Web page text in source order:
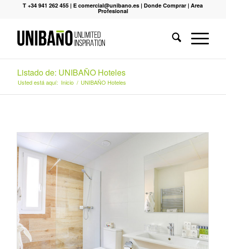
T +34 941 262 455 |E comercial@unibano.es |Donde Comprar |Area
Profesional
Listado de: UNIBAÑO Hoteles
Usted está aquí: Inicio / UNIBAÑO Hoteles